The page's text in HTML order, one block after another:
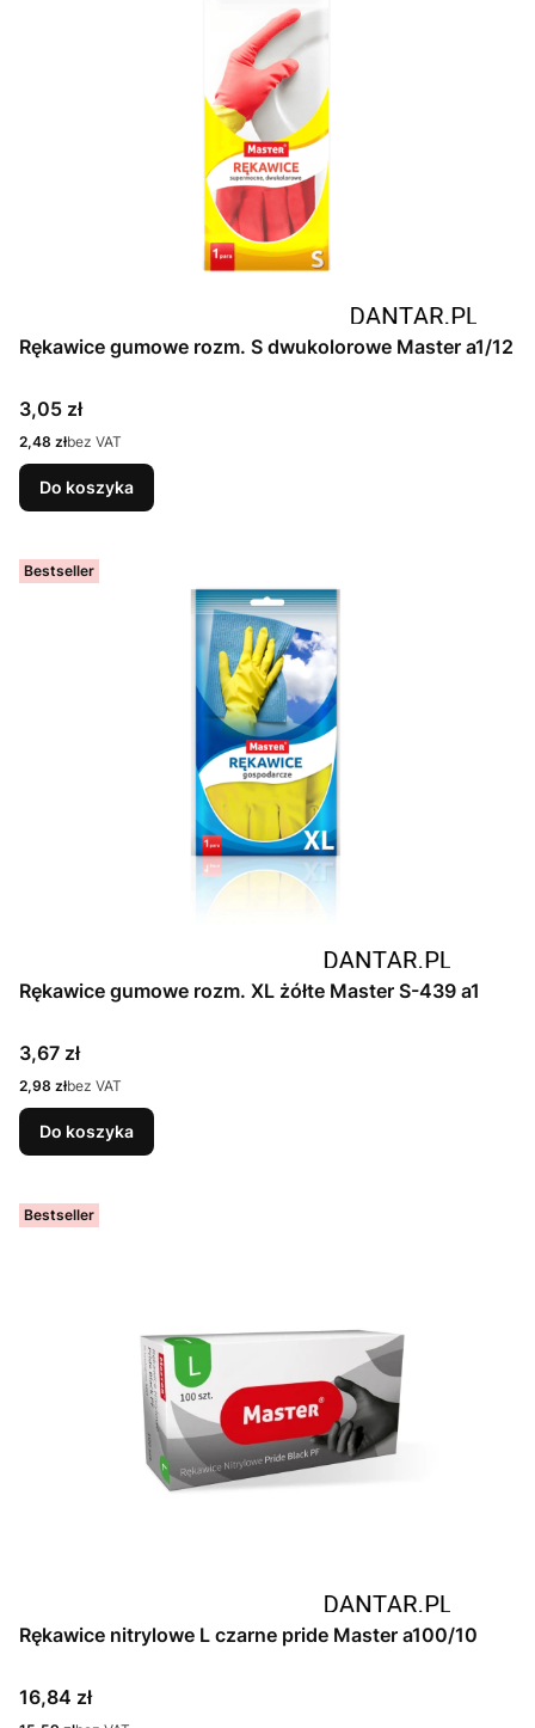
Rękawice gumowe rozm. S dwukolorowe Master a1/12
Cena
3,05 zł
Cena
2,48 złbez VAT
Do koszyka
Bestseller
Rękawice gumowe rozm. XL żółte Master S-439 a1
Cena
3,67 zł
Cena
2,98 złbez VAT
Do koszyka
Bestseller
Rękawice nitrylowe L czarne pride Master a100/10
Cena
16,84 zł